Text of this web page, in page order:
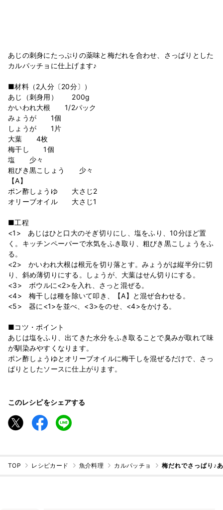
あじの刺身にたっぷりの薬味と梅だれを合わせ、さっぱりとした
カルパッチョに仕上げます♪
■材料（2人分〔20分〕）
あじ（刺身用） 200g
かいわれ大根 1/2パック
みょうが 1個
しょうが 1片
大葉 4枚
梅干し 1個
塩 少々
粗びき黒こしょう 少々
【A】
ポン酢しょうゆ 大さじ2
オリーブオイル 大さじ1
■工程
<1> あじはひと口大のそぎ切りにし、塩をふり、10分ほど置
く。キッチンペーパーで水気をふき取り、粗びき黒こしょうをふ
る。
<2> かいわれ大根は根元を切り落とす。みょうがは縦半分に切
り、斜め薄切りにする。しょうが、大葉はせん切りにする。
<3> ボウルに<2>を入れ、さっと混ぜる。
<4> 梅干しは種を除いて叩き、【A】と混ぜ合わせる。
<5> 器に<1>を並べ、<3>をのせ、<4>をかける。
■コツ・ポイント
あじは塩をふり、出てきた水分をふき取ることで臭みが取れて味
が馴染みやすくなります。
ポン酢しょうゆとオリーブオイルに梅干しを混ぜるだけで、さっ
ぱりとしたソースに仕上がります。
このレシピをシェアする
TOP レシピカード 魚介料理 カルパッチョ 梅だれでさっぱり♪